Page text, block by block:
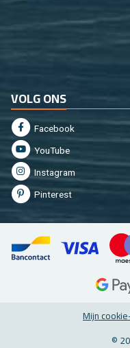
VOLG ONS
Fa­cebook
You­Tu­be
In­st­agram
Pin­te­rest
Mijn
©